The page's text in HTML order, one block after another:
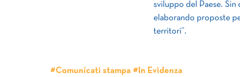
sviluppo del Paese.
elaborando proposte
territori”.
#Comunicati stampa #In Evidenza